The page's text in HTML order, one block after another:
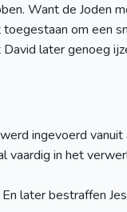
Want de Joden
om een
later genoeg
ingevoerd
vaardig in het
later bestraffen